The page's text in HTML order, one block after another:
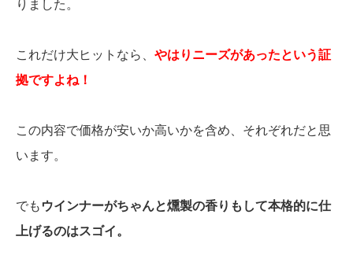
りました。
これだけ大ヒットなら、 やはりニーズがあったという証
拠ですよね！
この内容で価格が安いか高いかを含め、それぞれだと思
います。
でも ウインナーがちゃんと燻製の香りもして本格的に仕
上げるのはスゴイ。